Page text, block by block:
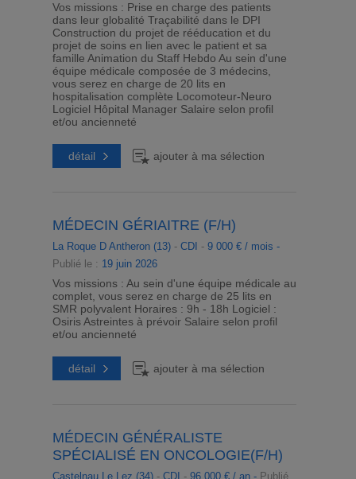
Vos missions : Prise en charge des patients
dans leur globalité Traçabilité dans le DPI
Construction du projet de rééducation et du
projet de soins en lien avec le patient et sa
famille Animation du Staff Hebdo Au sein d'une
équipe médicale composée de 3 médecins,
vous serez en charge de 20 lits en
hospitalisation complète Locomoteur-Neuro
Logiciel Hôpital Manager Salaire selon profil
et/ou ancienneté
détail ajouter à ma sélection
MÉDECIN GÉRIAITRE (F/H)
La Roque D Antheron (13)- CDI - 9 000 € / mois -
Publié le : 19 juin 2026
Vos missions : Au sein d'une équipe médicale au
complet, vous serez en charge de 25 lits en
SMR polyvalent Horaires : 9h - 18h Logiciel :
Osiris Astreintes à prévoir Salaire selon profil
et/ou ancienneté
détail ajouter à ma sélection
MÉDECIN GÉNÉRALISTE
SPÉCIALISÉ EN ONCOLOGIE(F/H)
Castelnau Le Lez (34)- CDI - 96 000 € / an - Publié